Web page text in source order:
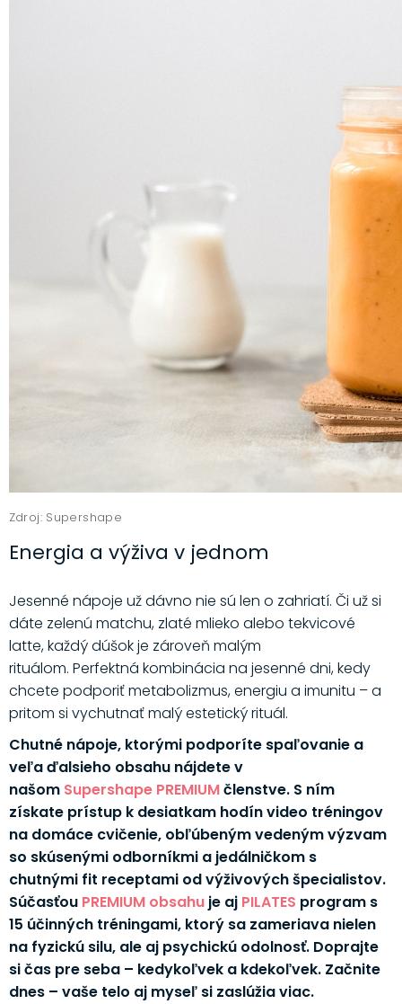
Zdroj: Supershape
Energia a výživa v jednom
Jesenné nápoje už dávno nie sú len o zahriatí. Či už si
dáte zelenú matchu, zlaté mlieko alebo tekvicové
latte, každý dúšok je zároveň malým
rituálom. Perfektná kombinácia na jesenné dni, kedy
chcete podporiť metabolizmus, energiu a imunitu – a
pritom si vychutnať malý estetický rituál.
Chutné nápoje, ktorými podporíte spaľovanie a
veľa ďalsieho obsahu nájdete v
našom Supershape PREMIUMčlenstve. S ním
získate prístup k desiatkam hodín video tréningov
na domáce cvičenie, obľúbeným vedeným výzvam
so skúsenými odborníkmi a jedálničkom s
chutnými fit receptami od výživových špecialistov.
Súčasťou PREMIUM obsahuje aj PILATES program s
15 účinných tréningami, ktorý sa zameriava nielen
na fyzickú silu, ale aj psychickú odolnosť. Doprajte
si čas pre seba – kedykoľvek a kdekoľvek. Začnite
dnes – vaše telo aj myseľ si zaslúžia viac.